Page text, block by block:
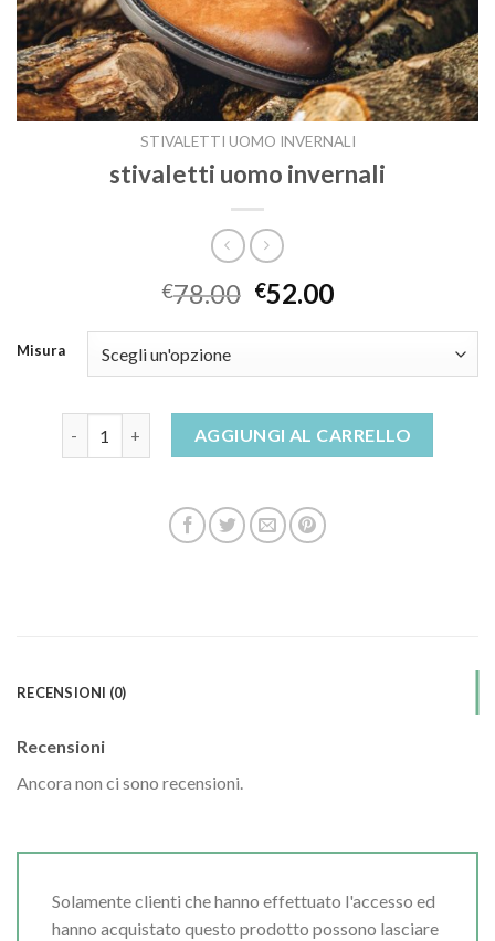
STIVALETTI UOMO INVERNALI
stivaletti uomo invernali
€78.00 €52.00
Misura
stivaletti uomo invernali quantità
AGGIUNGI AL CARRELLO
RECENSIONI (0)
Recensioni
Ancora non ci sono recensioni.
Solamente clienti che hanno effettuato l'accesso ed
hanno acquistato questo prodotto possono lasciare